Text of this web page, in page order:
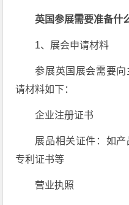
英国参展需要准备什
1、展会申请材料
参展英国展会需要
请材料如下：
企业注册证书
展品相关证件：如
专利证书等
营业执照